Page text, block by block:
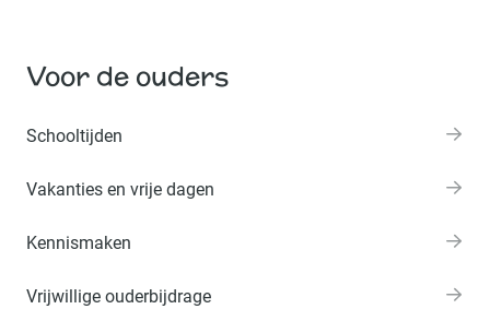
Voor de ouders
Schooltijden
Vakanties en vrije dagen
Kennismaken
Vrijwillige ouderbijdrage